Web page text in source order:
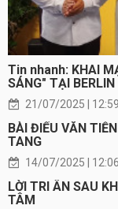
Tin nhanh: KHAI
SÁNG" TẠI BERLIN
21/07/2025 | 12:59
BÀI ĐIẾU VĂN
TANG
14/07/2025 | 12:06
LỜI TRI ÂN SAU
TÂM